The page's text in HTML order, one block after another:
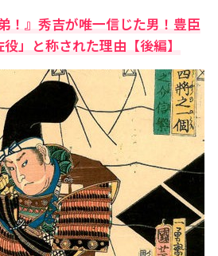
！』秀吉が唯一信じた男！豊臣
」と称された理由【後編】